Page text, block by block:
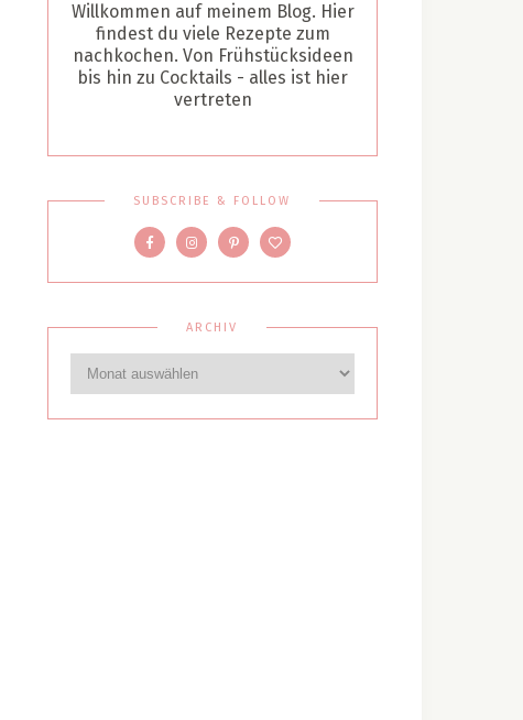
Willkommen auf meinem Blog. Hier
findest du viele Rezepte zum
nachkochen. Von Frühstücksideen
bis hin zu Cocktails - alles ist hier
vertreten
SUBSCRIBE & FOLLOW
ARCHIV